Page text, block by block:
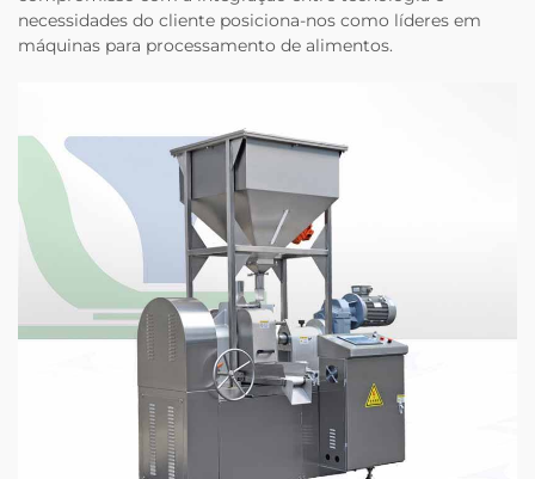
necessidades do cliente posiciona-nos como líderes em
máquinas para processamento de alimentos.